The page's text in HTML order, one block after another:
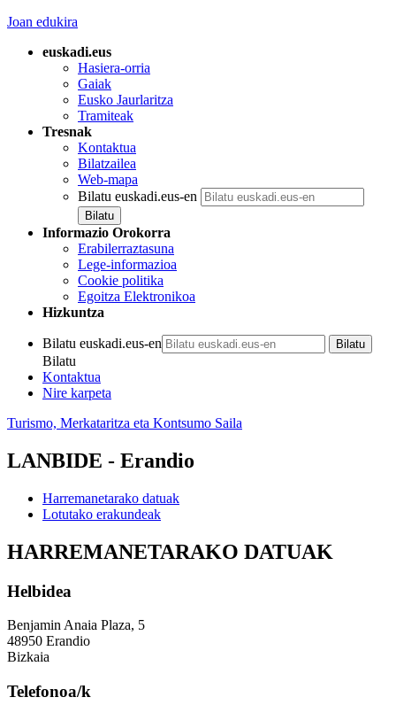
Joan edukira
euskadi.eus
Hasiera-orria
Gaiak
Eusko Jaurlaritza
Tramiteak
Tresnak
Kontaktua
Bilatzailea
Web-mapa
Bilatu euskadi.eus-en
Informazio Orokorra
Erabilerraztasuna
Lege-informazioa
Cookie politika
Egoitza Elektronikoa
Hizkuntza
Bilatu euskadi.eus-en
Bilatu
Kontaktua
Nire karpeta
Turismo, Merkataritza eta Kontsumo Saila
LANBIDE - Erandio
Harremanetarako datuak
Lotutako erakundeak
HARREMANETARAKO DATUAK
Helbidea
Benjamin Anaia Plaza, 5
48950 Erandio
Bizkaia
Telefonoa/k